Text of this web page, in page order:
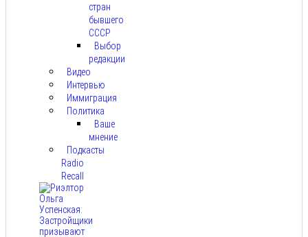
стран
бывшего
СССР
Выбор
редакции
Видео
Интервью
Иммиграция
Политика
Ваше
мнение
Подкасты
Radio
Recall